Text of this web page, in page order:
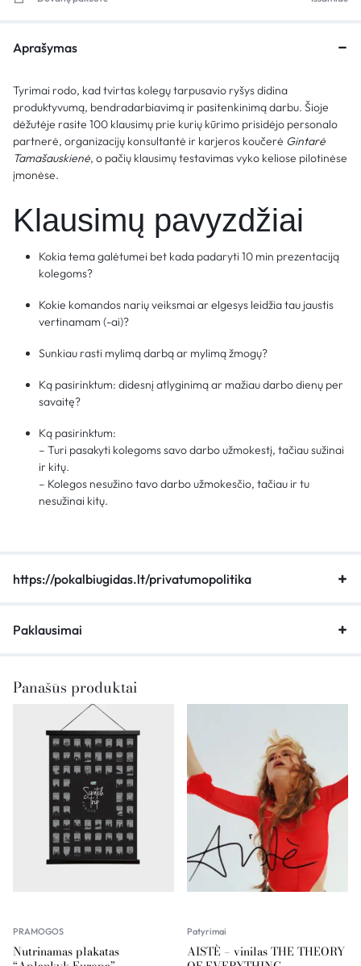
Aprašymas
Tyrimai rodo, kad tvirtas kolegų tarpusavio ryšys didina
produktyvumą, bendradarbiavimą ir pasitenkinimą darbu. Šioje
dėžutėje rasite 100 klausimų prie kurių kūrimo prisidėjo personalo
partnerė, organizacijų konsultantė ir karjeros koučerė Gintarė
Tamašauskienė, o pačių klausimų testavimas vyko keliose pilotinėse
įmonėse.
Klausimų pavyzdžiai
Kokia tema galėtumei bet kada padaryti 10 min prezentaciją
kolegoms?
Kokie komandos narių veiksmai ar elgesys leidžia tau jaustis
vertinamam (-ai)?
Sunkiau rasti mylimą darbą ar mylimą žmogų?
Ką pasirinktum: didesnį atlyginimą ar mažiau darbo dienų per
savaitę?
Ką pasirinktum:
– Turi pasakyti kolegoms savo darbo užmokestį, tačiau sužinai
ir kitų.
– Kolegos nesužino tavo darbo užmokesčio, tačiau ir tu
nesužinai kitų.
https://pokalbiugidas.lt/privatumopolitika
Paklausimai
Panašūs produktai
PRAMOGOS
Nutrinamas plakatas
Patyrimai
AISTÈ – vinilas THE THEORY